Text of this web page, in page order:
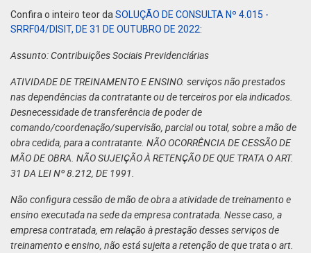
Confira o inteiro teor daSOLUÇÃO DE CONSULTA Nº 4.015 -
SRRF04/DISIT, DE 31 DE OUTUBRO DE 2022:
Assunto: Contribuições Sociais Previdenciárias
ATIVIDADE DE TREINAMENTO E ENSINO. serviços não prestados
nas dependências da contratante ou de terceiros por ela indicados.
Desnecessidade de transferência de poder de
comando/coordenação/supervisão, parcial ou total, sobre a mão de
obra cedida, para a contratante. NÃO OCORRÊNCIA DE CESSÃO DE
MÃO DE OBRA. NÃO SUJEIÇÃO À RETENÇÃO DE QUE TRATA O ART.
31 DA LEI Nº 8.212, DE 1991.
Não configura cessão de mão de obra a atividade de treinamento e
ensino executada na sede da empresa contratada. Nesse caso, a
empresa contratada, em relação à prestação desses serviços de
treinamento e ensino, não está sujeita a retenção de que trata o art.